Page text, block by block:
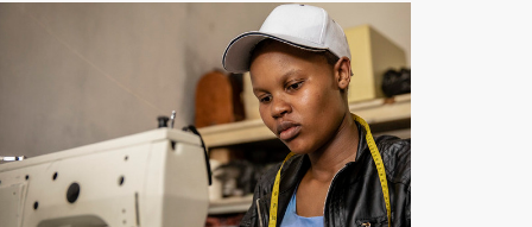
CHF
1.370 gespendet
6
Spendende
12.04%
Status
30.04.2025
Deadline